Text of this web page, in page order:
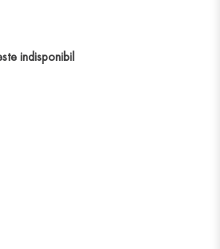
indisponibil